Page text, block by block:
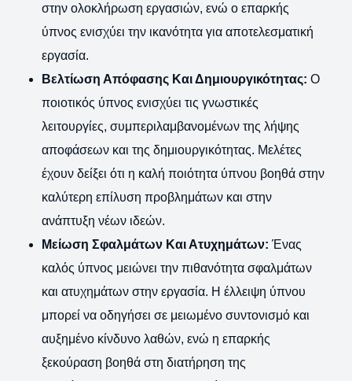
στην ολοκλήρωση εργασιών, ενώ ο επαρκής
ύπνος ενισχύει την ικανότητα για αποτελεσματική
εργασία.
Βελτίωση Απόφασης Και Δημιουργικότητας: Ο
ποιοτικός ύπνος ενισχύει τις γνωστικές
λειτουργίες, συμπεριλαμβανομένων της λήψης
αποφάσεων και της δημιουργικότητας. Μελέτες
έχουν δείξει ότι η καλή ποιότητα ύπνου βοηθά στην
καλύτερη επίλυση προβλημάτων και στην
ανάπτυξη νέων ιδεών.
Μείωση Σφαλμάτων Και Ατυχημάτων: Ένας
καλός ύπνος μειώνει την πιθανότητα σφαλμάτων
και ατυχημάτων στην εργασία. Η έλλειψη ύπνου
μπορεί να οδηγήσει σε μειωμένο συντονισμό και
αυξημένο κίνδυνο λαθών, ενώ η επαρκής
ξεκούραση βοηθά στη διατήρηση της